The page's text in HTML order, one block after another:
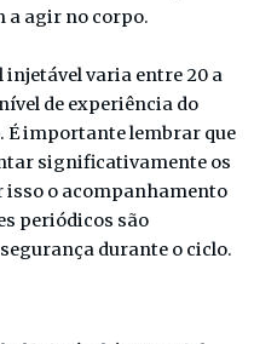
a agir no corpo.
injetável varia entre 20 a
de experiência do
É importante lembrar que
significativamente os
isso o acompanhamento
periódicos são
durante o ciclo.